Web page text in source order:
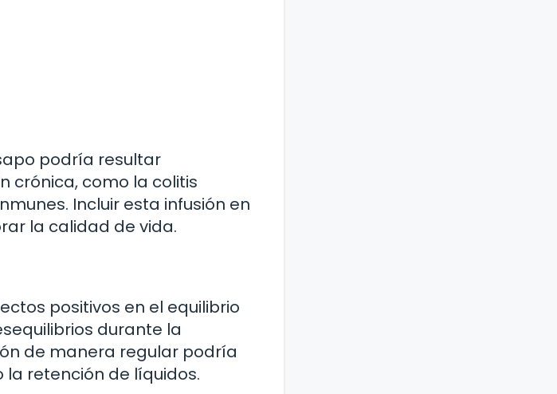
podría resultar
crónica, como la colitis
Incluir esta infusión en
la calidad de vida.
positivos en el equilibrio
durante la
de manera regular podría
retención de líquidos.